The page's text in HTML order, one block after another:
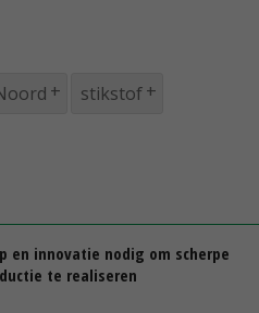
stikstof
en innovatie nodig om scherpe
te realiseren